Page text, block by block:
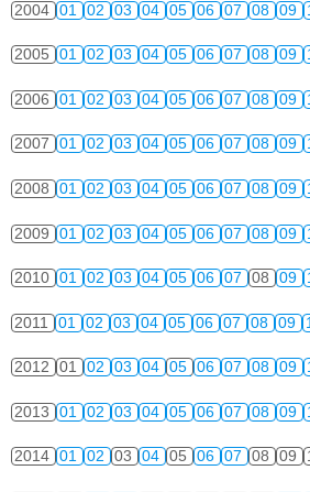
2004 01 02 03 04 05 06 07 08 09
2005 01 02 03 04 05 06 07 08 09
2006 01 02 03 04 05 06 07 08 09
2007 01 02 03 04 05 06 07 08 09
2008 01 02 03 04 05 06 07 08 09
2009 01 02 03 04 05 06 07 08 09
2010 01 02 03 04 05 06 07 08 09
2011 01 02 03 04 05 06 07 08 09
2012 01 02 03 04 05 06 07 08 09
2013 01 02 03 04 05 06 07 08 09
2014 01 02 03 04 05 06 07 08 09